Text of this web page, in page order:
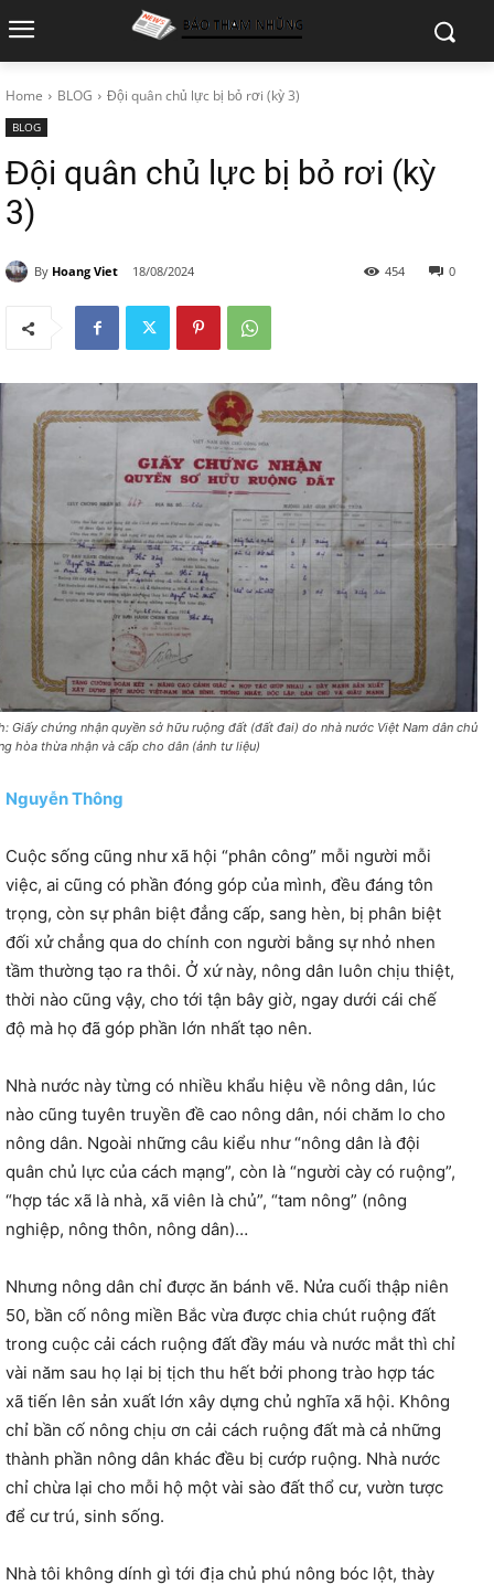
Home BLOG Đội quân chủ lực bị bỏ rơi (kỳ 3)
BLOG
Đội quân chủ lực bị bỏ rơi (kỳ
3)
By Hoang Viet 18/08/2024 0
454
Giấy chứng nhận quyền sở hữu ruộng đất (đất đai) do nhà nước Việt Nam dân chủ
hòa thừa nhận và cấp cho dân (ảnh tư liệu)
Nguyễn Thông
Cuộc sống cũng như xã hội “phân công” mỗi người mỗi
việc, ai cũng có phần đóng góp của mình, đều đáng tôn
trọng, còn sự phân biệt đẳng cấp, sang hèn, bị phân biệt
đối xử chẳng qua do chính con người bằng sự nhỏ nhen
tầm thường tạo ra thôi. Ở xứ này, nông dân luôn chịu thiệt,
thời nào cũng vậy, cho tới tận bây giờ, ngay dưới cái chế
độ mà họ đã góp phần lớn nhất tạo nên.
Nhà nước này từng có nhiều khẩu hiệu về nông dân, lúc
nào cũng tuyên truyền đề cao nông dân, nói chăm lo cho
nông dân. Ngoài những câu kiểu như “nông dân là đội
quân chủ lực của cách mạng”, còn là “người cày có ruộng”,
“hợp tác xã là nhà, xã viên là chủ”, “tam nông” (nông
nghiệp, nông thôn, nông dân)…
Nhưng nông dân chỉ được ăn bánh vẽ. Nửa cuối thập niên
50, bần cố nông miền Bắc vừa được chia chút ruộng đất
trong cuộc cải cách ruộng đất đầy máu và nước mắt thì chỉ
vài năm sau họ lại bị tịch thu hết bởi phong trào hợp tác
xã tiến lên sản xuất lớn xây dựng chủ nghĩa xã hội. Không
chỉ bần cố nông chịu ơn cải cách ruộng đất mà cả những
thành phần nông dân khác đều bị cướp ruộng. Nhà nước
chỉ chừa lại cho mỗi hộ một vài sào đất thổ cư, vườn tược
để cư trú, sinh sống.
Nhà tôi không dính gì tới địa chủ phú nông bóc lột, thày